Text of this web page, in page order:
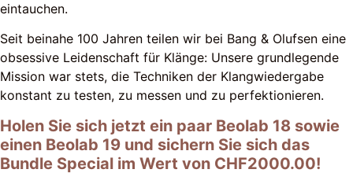
eintauchen.
Seit beinahe 100 Jahren teilen wir bei Bang & Olufsen eine
obsessive Leidenschaft für Klänge: Unsere grundlegende
Mission war stets, die Techniken der Klangwiedergabe
konstant zu testen, zu messen und zu perfektionieren.
Holen Sie sich jetzt ein paar Beolab 18 sowie
einen Beolab 19 und sichern Sie sich das
Bundle Special im Wert von CHF2000.00!